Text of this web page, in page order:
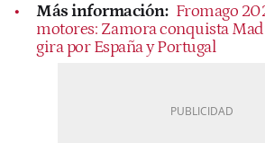
Más información: Fromago
motores: Zamora conquista
gira por España y Portugal